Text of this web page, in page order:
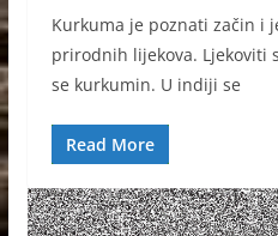
Kurkuma je poznati začin i
prirodnih lijekova. Ljekoviti
se kurkumin. U indiji se
Read More